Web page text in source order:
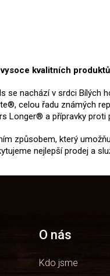
kvalitních
se nachází v srdci
celou řadu známých
Longer® a přípravky
způsobem, který
nejlepší prodej a
O nás
Kdo jsme